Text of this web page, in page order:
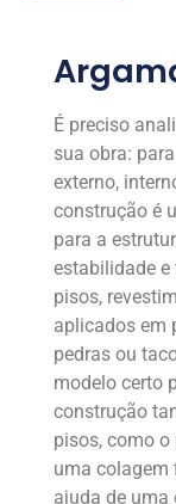
É preciso
sua obra:
externo,
construção é
para a
estabilidade e
pisos,
aplicados em
pedras ou
modelo certo
construção
pisos, como
uma colagem
ajuda de uma